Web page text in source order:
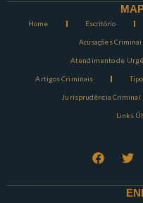
Home Escritório
Acusações
Atendimento de
Artigos Criminais
Jurisprudência Criminal
Links